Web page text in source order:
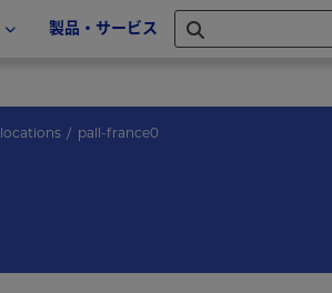
製品・サービス
locations pall-france0